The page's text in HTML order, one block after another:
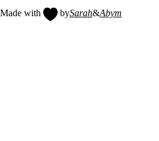
Made with
bySarah&Abym